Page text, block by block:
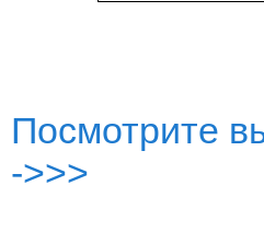
Посмотрите
->>>